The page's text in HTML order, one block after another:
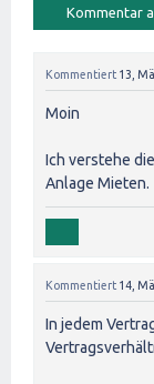
Kommentiert 13,
Moin
Ich verstehe
Anlage Mieten.
Kommentiert 14,
In jedem